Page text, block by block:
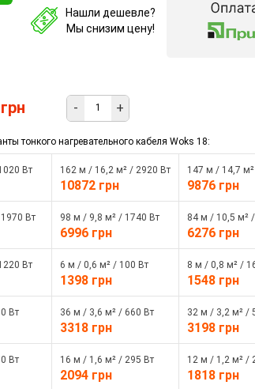
Нашли дешевле?
Мы снизим цену!
грн - +
тонкого нагревательного кабеля Woks 18:
Вт 162 м / 16,2 м² / 2920 Вт
10872 грн
147 м / 14,7
9876 грн
Вт 98 м / 9,8 м² / 1740 Вт
6996 грн
84 м / 10,5 м²
6276 грн
Вт 6 м / 0,6 м² / 100 Вт
1398 грн
8 м / 0,8 м² /
1548 грн
Вт 36 м / 3,6 м² / 660 Вт
3318 грн
32 м / 3,2 м² /
3198 грн
Вт 16 м / 1,6 м² / 295 Вт
2094 грн
12 м / 1,2 м² /
1818 грн